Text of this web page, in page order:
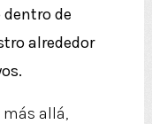
dentro de
alrededor
más allá,